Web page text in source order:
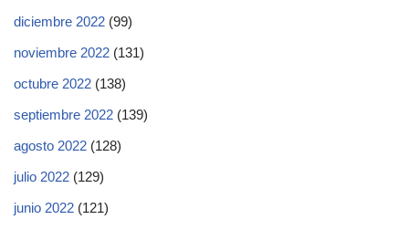
diciembre 2022 (99)
noviembre 2022 (131)
octubre 2022 (138)
septiembre 2022 (139)
agosto 2022 (128)
julio 2022 (129)
junio 2022 (121)